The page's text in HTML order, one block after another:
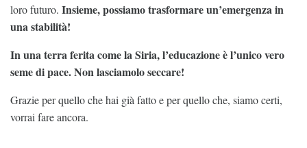
loro futuro. Insieme, possiamo trasformare un’emergenza in
una stabilità!
In una terra ferita come la Siria, l’educazione è l’unico vero
seme di pace. Non lasciamolo seccare!
Grazie per quello che hai già fatto e per quello che, siamo certi,
vorrai fare ancora.